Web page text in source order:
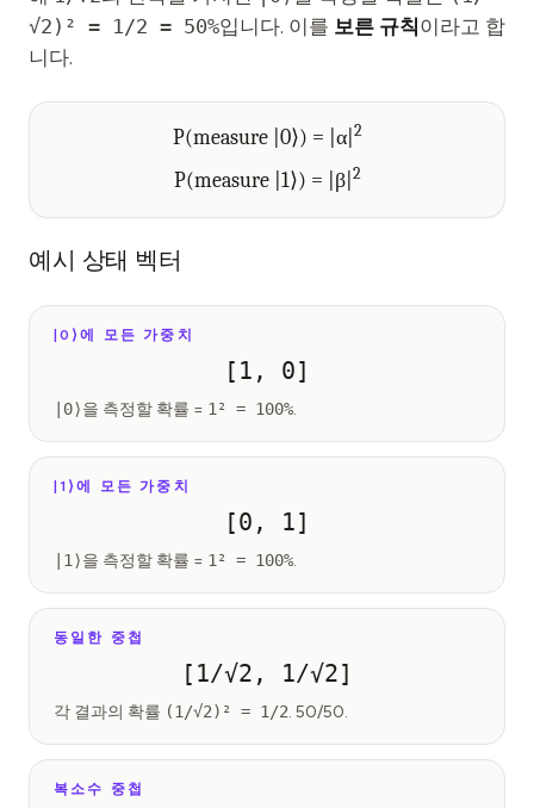
√2)² = 1/2 = 50%입니다. 이를 보른 규칙이라고 합
니다.
P(measure |0⟩) = |α| 2
P(measure |1⟩) = |β| 2
예시 상태 벡터
|0⟩에 모든 가중치
[1, 0]
|0⟩을 측정할 확률 = 1² = 100%.
|1⟩에 모든 가중치
[0, 1]
|1⟩을 측정할 확률 = 1² = 100%.
동일한 중첩
[1/√2, 1/√2]
각 결과의 확률 (1/√2)² = 1/2. 50/50.
복소수 중첩